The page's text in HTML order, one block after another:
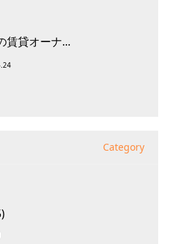
賃貸オーナ...
Category